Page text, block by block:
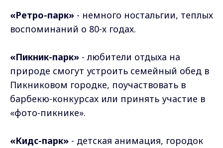
«Ретро-парк» - немного ностальгии, теплых
воспоминаний о 80-х годах.
«Пикник-парк» - любители отдыха на
природе смогут устроить семейный обед в
Пикниковом городке, поучаствовать в
барбекю-конкурсах или принять участие в
«фото-пикнике».
«Кидс-парк» - детская анимация, городок